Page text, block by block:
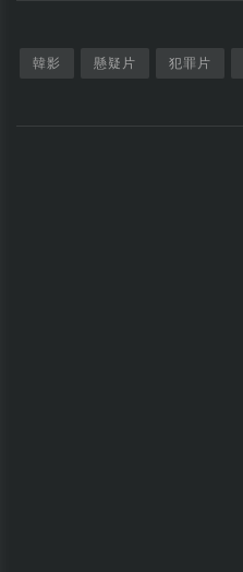
韓影 懸疑片 犯罪片